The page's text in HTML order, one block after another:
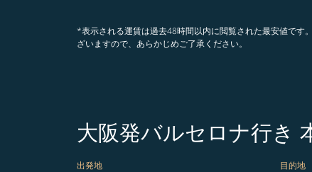
*表示される運賃は過去48時間以内に閲覧された最安値です
ざいますので、あらかじめご了承ください。
大阪発バルセロナ行き
出発地 目的地